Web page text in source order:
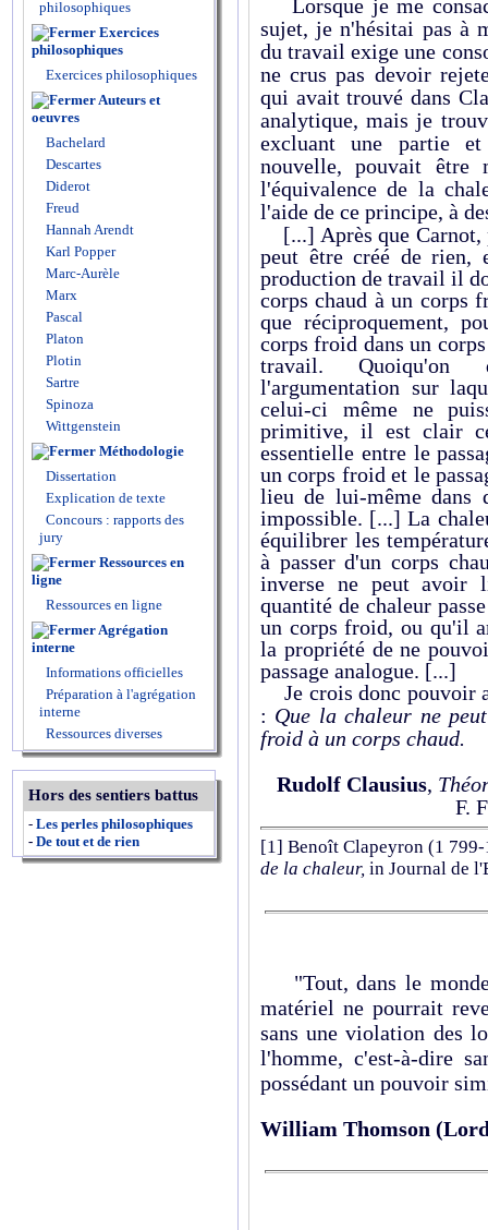
philosophiques
Exercices
philosophiques
Exercices philosophiques
Auteurs et
oeuvres
Bachelard
Descartes
Diderot
Freud
Hannah Arendt
Karl Popper
Marc-Aurèle
Marx
Pascal
Platon
Plotin
Sartre
Spinoza
Wittgenstein
Méthodologie
Dissertation
Explication de texte
Concours : rapports des
jury
Ressources en
ligne
Ressources en ligne
Agrégation
interne
Informations officielles
Préparation à l'agrégation
interne
Ressources diverses
Hors des sentiers battus
- Les perles philosophiques
- De tout et de rien
Lorsque je me
sujet, je n'hésitai pas à
du travail exige une
ne crus pas devoir
qui avait trouvé dans
analytique, mais je
excluant une partie
nouvelle, pouvait être
l'équivalence de la
l'aide de ce principe, à
[...] Après que Carnot,
peut être créé de rien,
production de travail il
corps chaud à un corps
que réciproquement,
corps froid dans un
travail. Quoiqu'on
l'argumentation sur
celui-ci même ne
primitive, il est clair
essentielle entre le
un corps froid et le
lieu de lui-même dans
impossible. [...] La
équilibrer les
à passer d'un corps
inverse ne peut avoir
quantité de chaleur
un corps froid, ou qu'il
la propriété de ne
passage analogue. [...]
Je crois donc pouvoir
: Que la chaleur ne
froid à un corps chaud.
Rudolf Clausius,
F.
[1] Benoît Clapeyron (1
de la chaleur, in Journal de
"Tout, dans le monde
matériel ne pourrait
sans une violation des
l'homme, c'est-à-dire
possédant un pouvoir
William Thomson